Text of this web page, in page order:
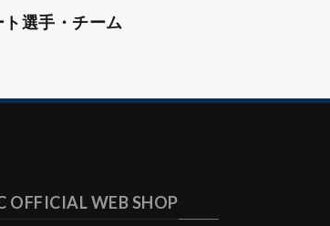
選手・チーム
OFFICIAL WEB SHOP